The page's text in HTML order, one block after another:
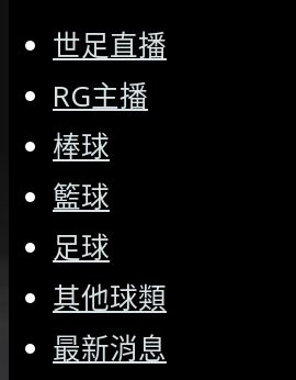
世足直播
RG主播
棒球
籃球
足球
其他球類
最新消息